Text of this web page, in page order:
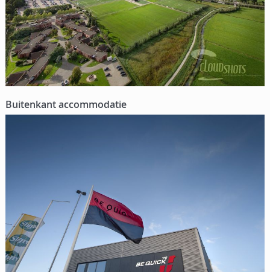
Buitenkant accommodatie